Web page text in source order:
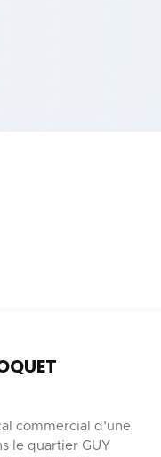
commercial d'une
le quartier GUY